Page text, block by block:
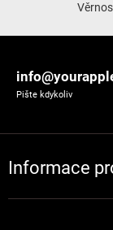
Pište kdykoliv
Informace